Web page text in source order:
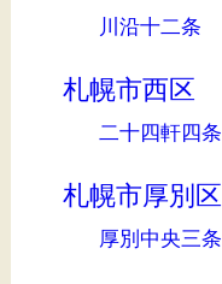
川沿十二条
札幌市西区
二十四軒四条
札幌市厚別区
厚別中央三条